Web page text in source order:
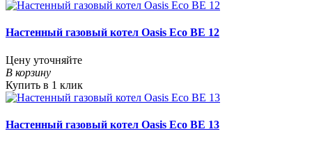
Настенный газовый котел Oasis Eco BE 12
Цену уточняйте
В корзину
Купить в 1 клик
Настенный газовый котел Oasis Eco BE 13